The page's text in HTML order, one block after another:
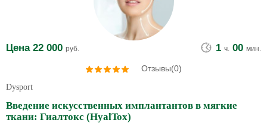
Цена22 000 руб. 1 ч. 00 мин.
Отзывы(0)
Dysport
Введение искусственных имплантантов в мягкие
ткани: Гиалтокс (HyalTox)